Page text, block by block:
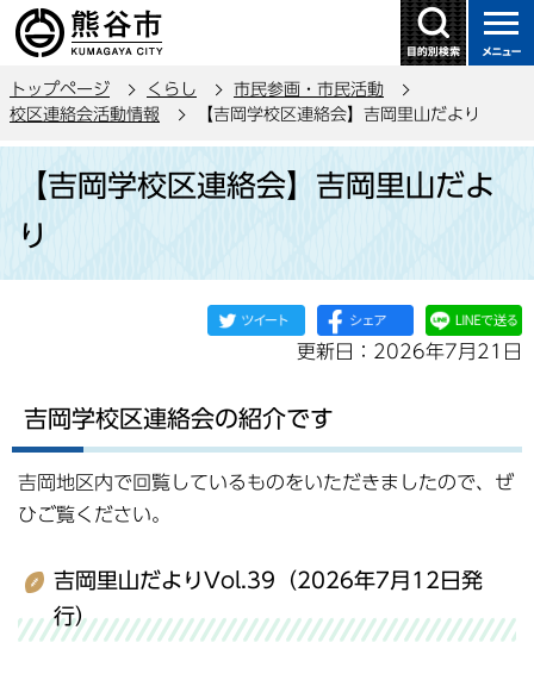
の
ー
す
トップページ くらし
市民参画・市民活動
校区連絡会活動情報
【吉岡学校区連絡会】吉岡里山だより
か
【吉岡学校区連絡会】吉岡里山だよ
り
更新日：2026年7月21日
吉岡学校区連絡会の紹介です
吉岡地区内で回覧しているものをいただきましたので、ぜ
ひご覧ください。
吉岡里山だよりVol.39（2026年7月12日発
行）